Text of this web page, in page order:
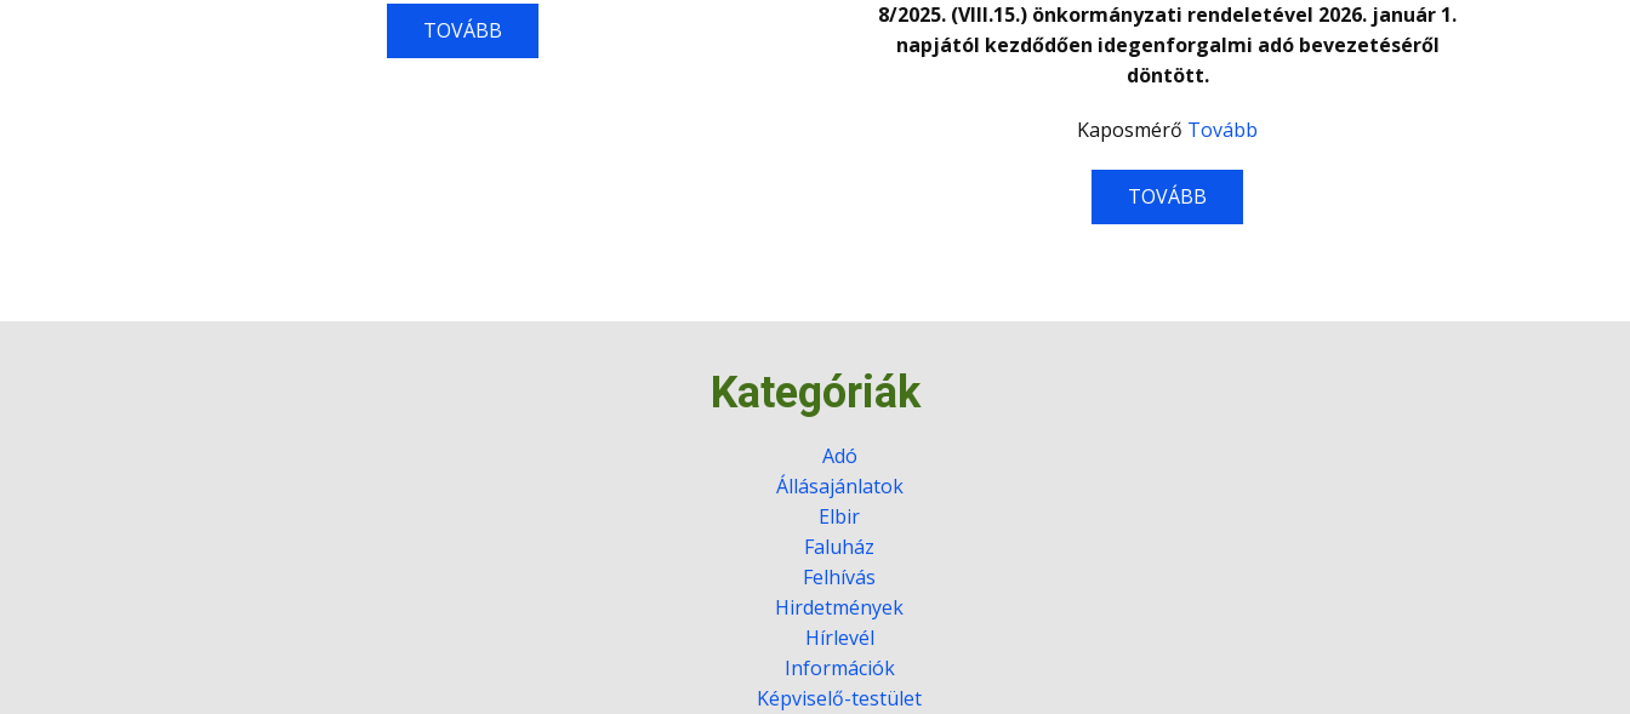
TOVÁBB
8/2025. (VIII.15.) önkormányzati rendeletével 2026. január 1.
napjától kezdődően idegenforgalmi adó bevezetéséről
döntött.
Kaposmérő Tovább
TOVÁBB
Kategóriák
Adó
Állásajánlatok
Elbir
Faluház
Felhívás
Hirdetmények
Hírlevél
Információk
Képviselő-testület